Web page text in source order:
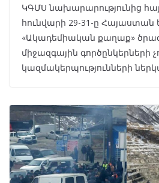
ԿԳՄՍ նախարարությունից
հունվարի 29-31-ը Հայաստան
«Ակադեմիական քաղաք»
միջազգային գործընկերների
կազմակերպությունների